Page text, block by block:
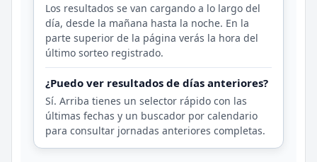
Los resultados se van cargando a lo largo del
día, desde la mañana hasta la noche. En la
parte superior de la página verás la hora del
último sorteo registrado.
¿Puedo ver resultados de días anteriores?
Sí. Arriba tienes un selector rápido con las
últimas fechas y un buscador por calendario
para consultar jornadas anteriores completas.